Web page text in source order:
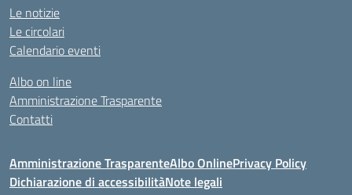
Le notizie
Le circolari
Calendario eventi
Albo on line
Amministrazione Trasparente
Contatti
Amministrazione TrasparenteAlbo OnlinePrivacy Policy
Dichiarazione di accessibilitàNote legali